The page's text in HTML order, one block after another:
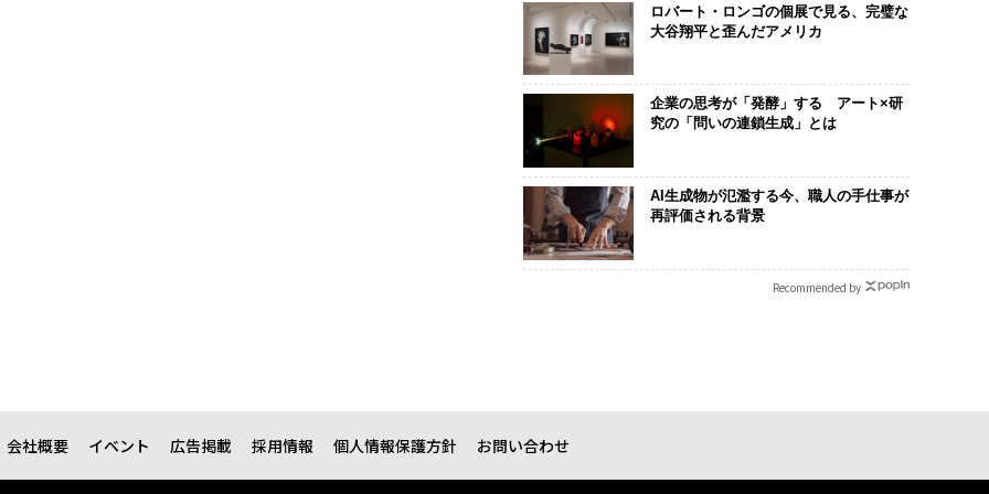
ロバート・ロンゴの個展で見る、完璧な
大谷翔平と歪んだアメリカ
企業の思考が「発酵」する アート×研
究の「問いの連鎖生成」とは
AI生成物が氾濫する今、職人の手仕事が
再評価される背景
Recommended by
会社概要 イベント 広告掲載 採用情報 個人情報保護方針 お問い合わせ